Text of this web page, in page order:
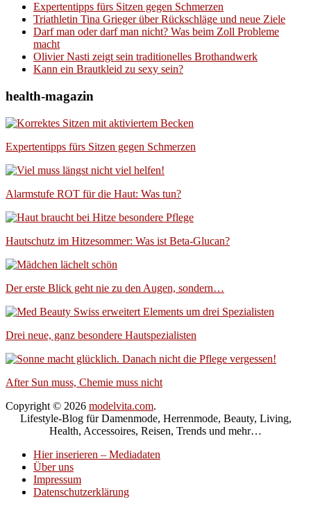
Expertentipps fürs Sitzen gegen Schmerzen
Triathletin Tina Grieger über Rückschläge und neue Ziele
Darf man oder darf man nicht? Was beim Zoll Probleme
macht
Olivier Nasti zeigt sein traditionelles Brothandwerk
Kann ein Brautkleid zu sexy sein?
health-magazin
Expertentipps fürs Sitzen gegen Schmerzen
Alarmstufe ROT für die Haut: Was tun?
Hautschutz im Hitzesommer: Was ist Beta-Glucan?
Der erste Blick geht nie zu den Augen, sondern…
Drei neue, ganz besondere Hautspezialisten
After Sun muss, Chemie muss nicht
Copyright © 2026 modelvita.com.
Lifestyle-Blog für Damenmode, Herrenmode, Beauty, Living,
Health, Accessoires, Reisen, Trends und mehr…
Hier inserieren – Mediadaten
Über uns
Impressum
Datenschutzerklärung